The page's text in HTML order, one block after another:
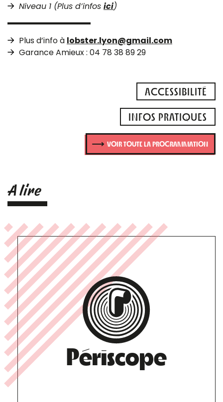
Niveau 1 (Plus d’infos ici)
Plus d’info à lobster.lyon@gmail.com
Garance Amieux : 04 78 38 89 29
ACCESSIBILITÉ
INFOS PRATIQUES
VOIR TOUTE LA PROGRAMMATION
A lire
Périscope